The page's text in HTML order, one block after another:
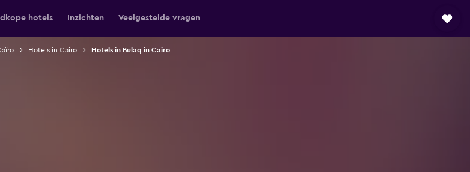
hotels Inzichten Veelgestelde vragen
Hotels in Cairo Hotels in Bulaq in Cairo